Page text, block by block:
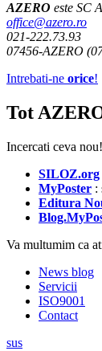
AZERO este SC
office@azero.ro
021-222.73.93
07456-AZERO
Intrebati-ne orice!
Tot
Incercati ceva nou!
SILOZ.org
MyPoster :
Editura
Va multumim ca
News blog
Servicii
ISO9001
Contact
sus